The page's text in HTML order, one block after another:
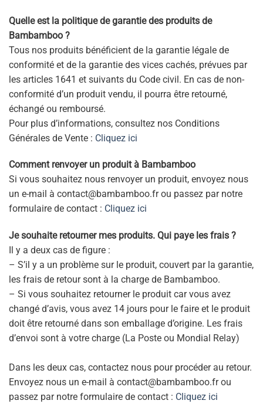
Quelle est la politique de garantie des produits de
Bambamboo ?
Tous nos produits bénéficient de la garantie légale de
conformité et de la garantie des vices cachés, prévues par
les articles 1641 et suivants du Code civil. En cas de non-
conformité d’un produit vendu, il pourra être retourné,
échangé ou remboursé.
Pour plus d’informations, consultez nos Conditions
Générales de Vente : Cliquez ici
Comment renvoyer un produit à Bambamboo
Si vous souhaitez nous renvoyer un produit, envoyez nous
un e-mail à contact@bambamboo.fr ou passez par notre
formulaire de contact : Cliquez ici
Je souhaite retourner mes produits. Qui paye les frais ?
Il y a deux cas de figure :
– S’il y a un problème sur le produit, couvert par la garantie,
les frais de retour sont à la charge de Bambamboo.
– Si vous souhaitez retourner le produit car vous avez
changé d’avis, vous avez 14 jours pour le faire et le produit
doit être retourné dans son emballage d’origine. Les frais
d’envoi sont à votre charge (La Poste ou Mondial Relay)
Dans les deux cas, contactez nous pour procéder au retour.
Envoyez nous un e-mail à contact@bambamboo.fr ou
passez par notre formulaire de contact : Cliquez ici